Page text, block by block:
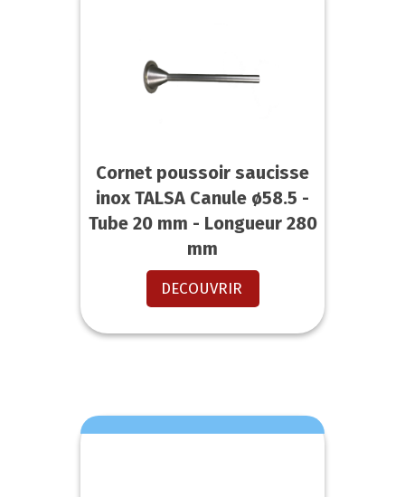
Cornet poussoir saucisse
inox TALSA Canule ø58.5 -
Tube 20 mm - Longueur 280
mm
DECOUVRIR